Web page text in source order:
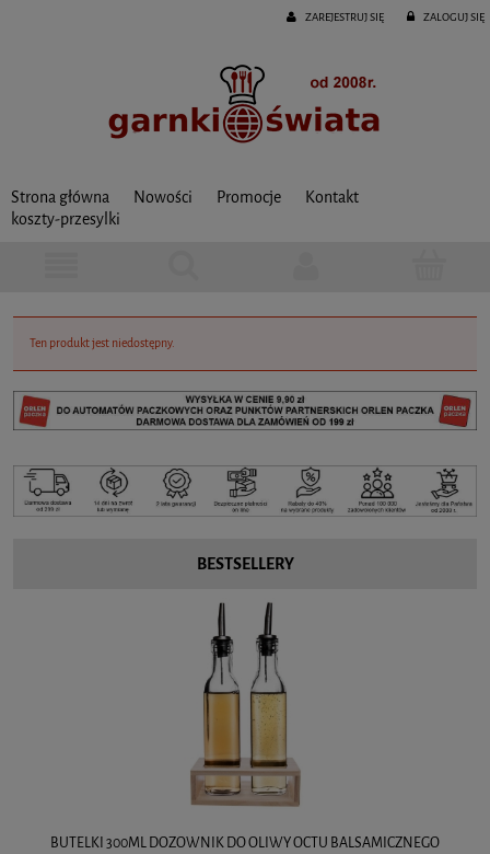
ZAREJESTRUJ SIĘ ZALOGUJ SIĘ
Strona główna Nowości Promocje
Kontakt
koszty-przesylki
Ten produkt jest niedostępny.
BESTSELLERY
BUTELKI 300ML DOZOWNIK DO OLIWY OCTU BALSAMICZNEGO